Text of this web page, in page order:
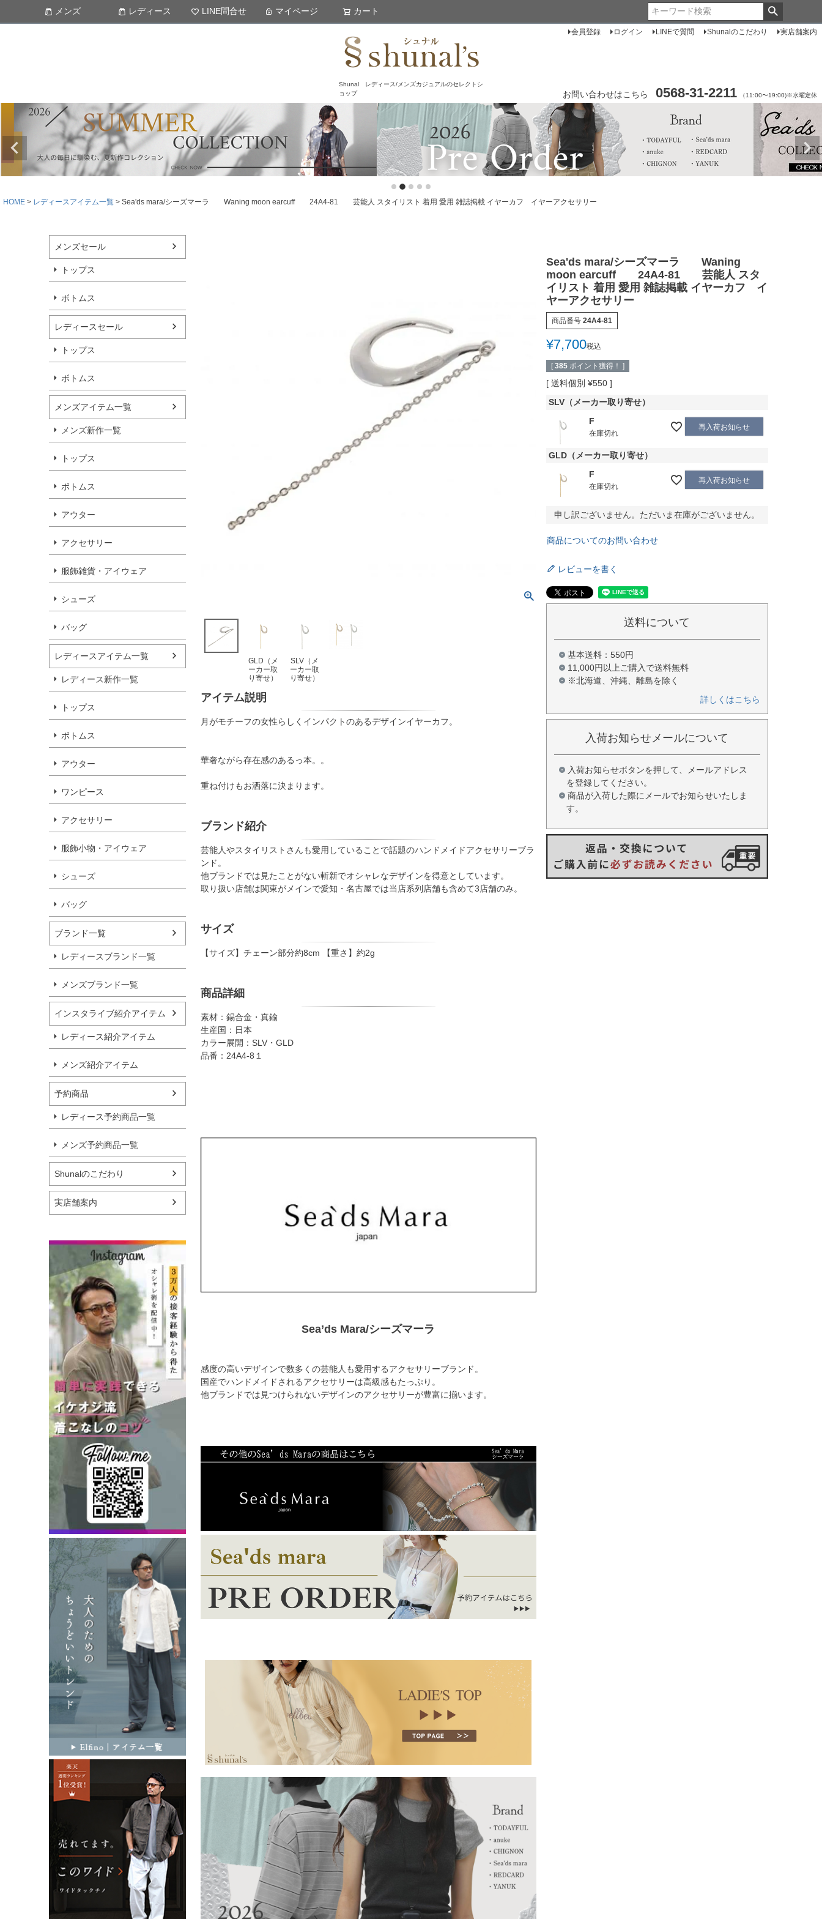
Shunal レディース/メンズカジュアルのセレクトシ
ョップ
会員登録 ログイン LINEで質問 Shunalのこだわり 実店舗案内
お問い合わせはこちら 0568-31-2211 （11:00〜19:00)※水曜定休
メンズ レディース LINE問合せ マイページ カート
HOME レディースアイテム一覧 Sea'ds mara/シーズマーラ Waning moon earcuff 24A4-81 芸能人 スタイリスト 着用 愛用 雑誌掲載 イヤーカフ イヤーアクセサリー
メンズセール
トップス
ボトムス
レディースセール
トップス
ボトムス
メンズアイテム一覧
メンズ新作一覧
トップス
ボトムス
アウター
アクセサリー
服飾雑貨・アイウェア
シューズ
バッグ
レディースアイテム一覧
レディース新作一覧
トップス
ボトムス
アウター
ワンピース
アクセサリー
服飾小物・アイウェア
シューズ
バッグ
ブランド一覧
レディースブランド一覧
メンズブランド一覧
インスタライブ紹介アイテム
レディース紹介アイテム
メンズ紹介アイテム
予約商品
レディース予約商品一覧
メンズ予約商品一覧
Shunalのこだわり
実店舗案内
GLD（メ
ーカー取
り寄せ）
SLV（メ
ーカー取
り寄せ）
アイテム説明
月がモチーフの女性らしくインパクトのあるデザインイヤーカフ。
華奢ながら存在感のあるっ本。。
重ね付けもお洒落に決まります。
ブランド紹介
芸能人やスタイリストさんも愛用していることで話題のハンドメイドアクセサリーブラ
ンド。
他ブランドでは見たことがない斬新でオシャレなデザインを得意としています。
取り扱い店舗は関東がメインで愛知・名古屋では当店系列店舗も含めて3店舗のみ。
サイズ
【サイズ】チェーン部分約8cm 【重さ】約2g
商品詳細
素材：錫合金・真鍮
生産国：日本
カラー展開：SLV・GLD
品番：24A4-8１
Sea’ds Mara/シーズマーラ
感度の高いデザインで数多くの芸能人も愛用するアクセサリーブランド。
国産でハンドメイドされるアクセサリーは高級感もたっぷり。
他ブランドでは見つけられないデザインのアクセサリーが豊富に揃います。
Sea'ds mara/シーズマーラ Waning
moon earcuff 24A4-81 芸能人 スタ
イリスト 着用 愛用 雑誌掲載 イヤーカフ イ
ヤーアクセサリー
商品番号 24A4-81
¥7,700税込
[ 385 ポイント獲得！ ]
送料個別 ¥550
SLV（メーカー取り寄せ）
F
在庫切れ
再入荷お知らせ
GLD（メーカー取り寄せ）
F
在庫切れ
再入荷お知らせ
申し訳ございません。ただいま在庫がございません。
商品についてのお問い合わせ
レビューを書く
送料について
基本送料：550円
11,000円以上ご購入で送料無料
※北海道、沖縄、離島を除く
詳しくはこちら
入荷お知らせメールについて
入荷お知らせボタンを押して、メールアドレス
を登録してください。
商品が入荷した際にメールでお知らせいたしま
す。